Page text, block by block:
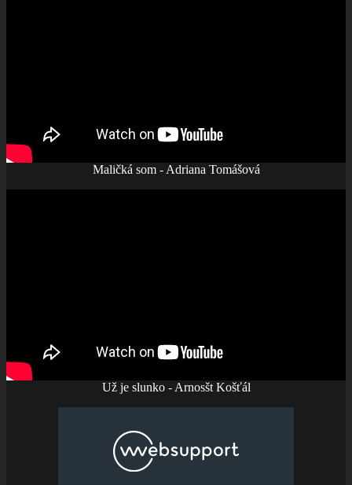
Maličká som - Adriana Tomášová
Už je slunko - Arnosšt Košťál